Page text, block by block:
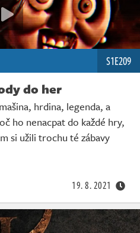
S1E209
do her
hrdina, legenda, a
ho nenacpat do každé hry,
si užili trochu té zábavy
19. 8. 2021